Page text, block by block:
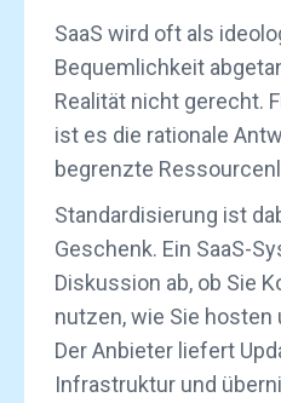
SaaS wird oft als
Bequemlichkeit
Realität nicht gerecht.
ist es die rationale
begrenzte
Standardisierung ist
Geschenk. Ein SaaS-
Diskussion ab, ob Sie
nutzen, wie Sie hosten
Der Anbieter liefert
Infrastruktur und